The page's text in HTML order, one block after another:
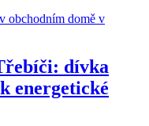
dívka
energetické